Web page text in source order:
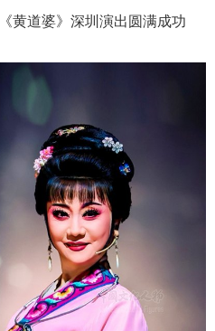
黄道婆》深圳演出圆满成功